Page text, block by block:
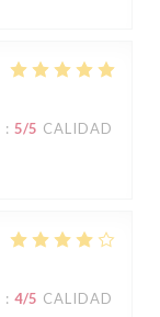
: 5/5 CALIDAD
: 4/5 CALIDAD